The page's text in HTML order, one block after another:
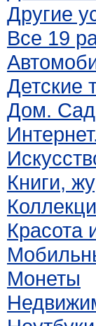
Другие
Все 19
Детские
Дом.
Книги,
Красота
Монеты